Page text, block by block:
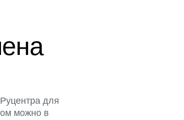
для
можно в